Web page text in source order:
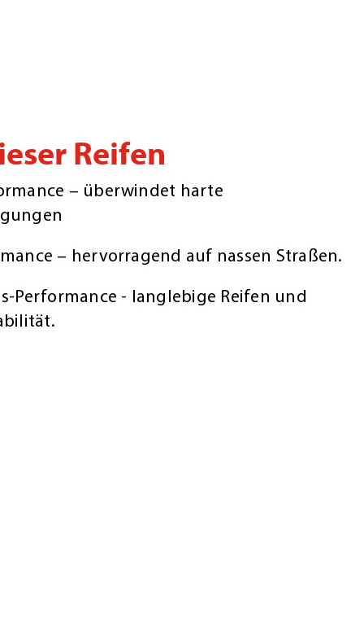
Reifen
– überwindet harte
– hervorragend auf nassen Straßen.
Performance - langlebige Reifen und